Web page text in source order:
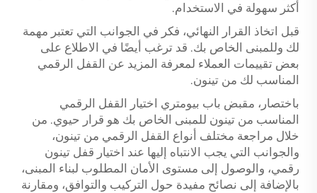
أكثر سهولة في الاستخدام.
قبل اتخاذ القرار النهائي، فكر في الجوانب التي تعتبر مهمة
لك وللمبنى الخاص بك. قد ترغب أيضًا في الاطلاع على
بعض تقييمات العملاء لمعرفة المزيد عن القفل الرقمي
المناسب لك من تينون.
باختصار، مقبض باب بيومتري اختيار القفل الرقمي
المناسب من تينون للمبنى الخاص بك هو قرار حيوي. من
خلال مراجعة مختلف أنواع القفل الرقمي من تينون،
والجوانب التي يجب الانتباه إليها عند اختيار قفل تينون
رقمي، والوصول إلى مستوى الأمان المطلوب لبناء المبنى،
بالإضافة إلى نصائح مفيدة حول التركيب والتوافق، ومقارنة